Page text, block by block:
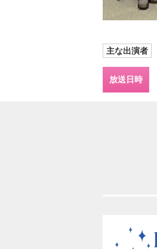
主な出演者
放送日時